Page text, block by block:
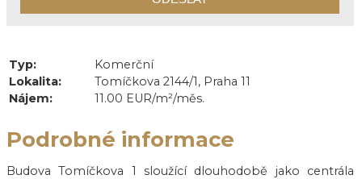
Typ:
Komerční
Lokalita:
Tomíčkova 2144/1, Praha 11
Nájem:
11.00 EUR/m²/měs.
Podrobné informace
Budova Tomíčkova 1 sloužící dlouhodobě jako centrála